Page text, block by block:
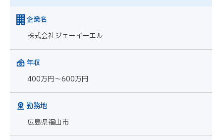
企業名
株式会社ジェーイーエル
年収
400万円～600万円
勤務地
広島県福山市